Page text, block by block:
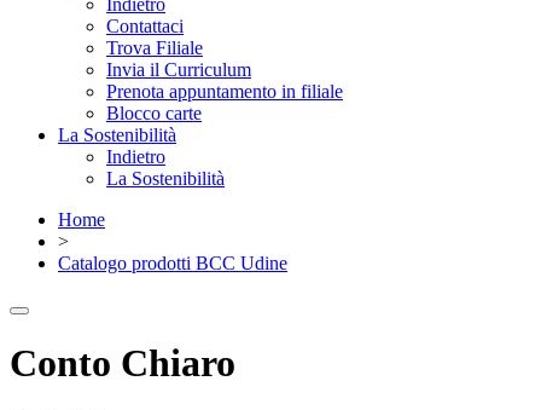
Indietro
Contattaci
Trova Filiale
Invia il Curriculum
Prenota appuntamento in filiale
Blocco carte
La Sostenibilità
Indietro
La Sostenibilità
Home
>
Catalogo prodotti BCC Udine
Conto Chiaro